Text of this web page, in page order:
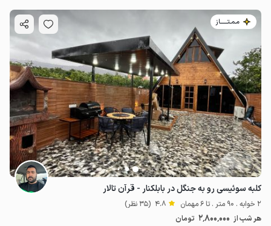
مـمـتــــــاز
کلبه سوئیسی رو به جنگل در بابلکنار - قرآن تالار
2 خوابه . 90 متر . تا 6 مهمان 4.8 (35 نظر)
هر شب از 2٬800٬000 تومان